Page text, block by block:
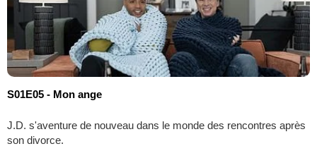
S01E05 - Mon ange
J.D. s'aventure de nouveau dans le monde des rencontres après
son divorce.